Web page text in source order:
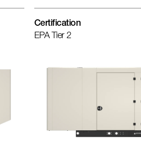
Certification
EPA Tier 2